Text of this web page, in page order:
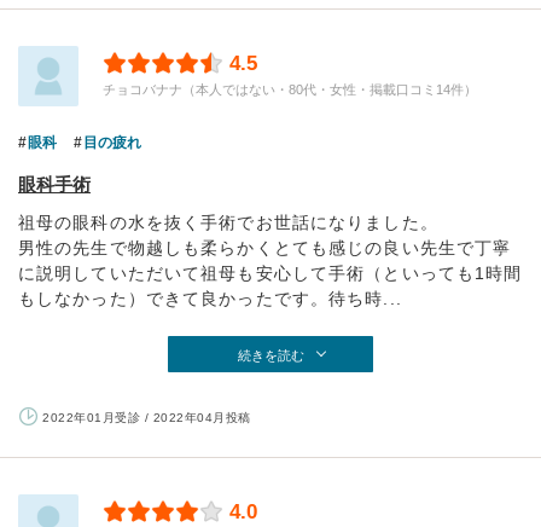
4.5
チョコバナナ（本人ではない・80代・女性・掲載口コミ14件）
眼科 目の疲れ
眼科手術
祖母の眼科の水を抜く手術でお世話になりました。
男性の先生で物越しも柔らかくとても感じの良い先生で丁寧
に説明していただいて祖母も安心して手術（といっても1時間
もしなかった）できて良かったです。待ち時...
続きを読む
2022年01月受診 / 2022年04月投稿
4.0